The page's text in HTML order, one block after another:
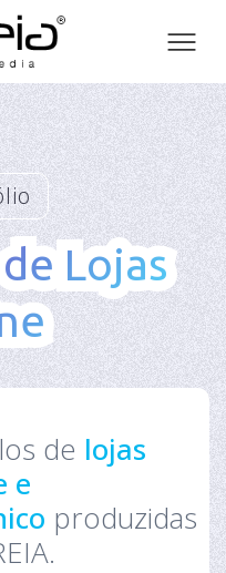
Lojas
Lojas
de lojas
e
produzidas